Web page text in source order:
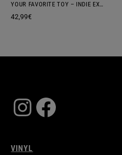
YOUR FAVORITE TOY – INDIE EXCLUSIVE RED VINYL
42,99€
Instagram
Facebook
VINYL